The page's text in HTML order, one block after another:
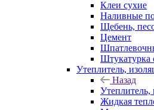
Клеи сухие
Наливные
Щебень,
Цемент
Штукатурка
Утеплитель,
Назад
Утеплитель,
Жидкая